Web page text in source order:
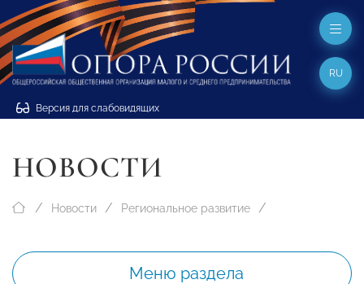
Версия для слабовидящих
RU
НОВОСТИ
Новости Региональное развитие
Меню раздела